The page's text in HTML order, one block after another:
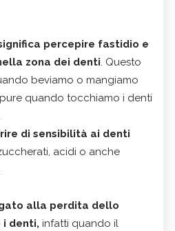
percepire fastidio e
zona dei denti. Questo
beviamo o mangiamo
quando tocchiamo i denti
di sensibilità ai denti
acidi o anche
alla perdita dello
denti, infatti quando il